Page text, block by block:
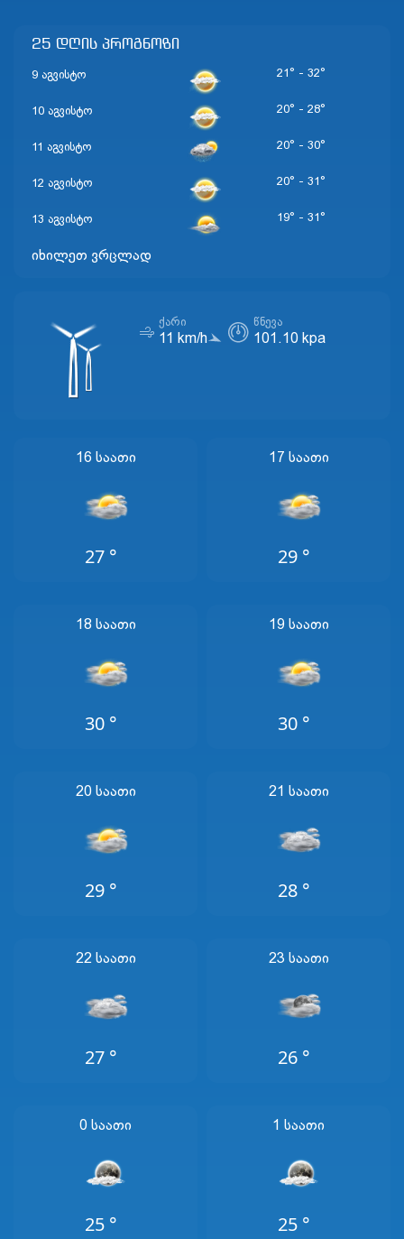
25 დღის პროგნოზი
9 აგვისტო 21° - 32°
10 აგვისტო 20° - 28°
11 აგვისტო 20° - 30°
12 აგვისტო 20° - 31°
13 აგვისტო 19° - 31°
იხილეთ ვრცლად
ᲥᲐᲠᲘ
11 km/h
ᲬᲜᲔᲕᲐ
101.10 kpa
16 Საათი
27 °
17 Საათი
29 °
18 Საათი
30 °
19 Საათი
30 °
20 Საათი
29 °
21 Საათი
28 °
22 Საათი
27 °
23 Საათი
26 °
0 Საათი
25 °
1 Საათი
25 °